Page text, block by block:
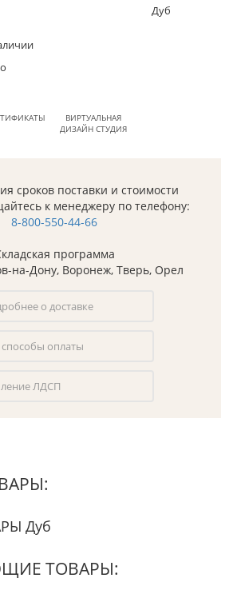
Дуб
ВИРТУАЛЬНАЯ
ДИЗАЙН СТУДИЯ
сроков поставки и стоимости
к менеджеру по телефону:
8-800-550-44-66
программа
на-Дону, Воронеж, Тверь, Орел
о доставке
способы оплаты
ЛДСП
Дуб
ТОВАРЫ: